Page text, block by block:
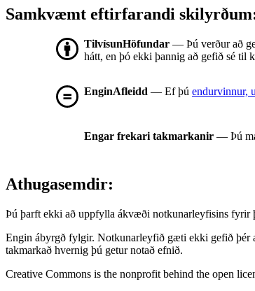
Samkvæmt eftirfarandi
TilvísunHöfundar — Þú verður að
hátt, en þó ekki þannig að gefið sé til
EnginAfleidd — Ef þú endurvinnur,
Engar frekari takmarkanir — Þú
Athugasemdir:
Þú þarft ekki að uppfylla ákvæði notkunarleyfisins fyrir
Engin ábyrgð fylgir. Notkunarleyfið gæti ekki gefið þér
takmarkað hvernig þú getur notað efnið.
Creative Commons is the nonprofit behind the open